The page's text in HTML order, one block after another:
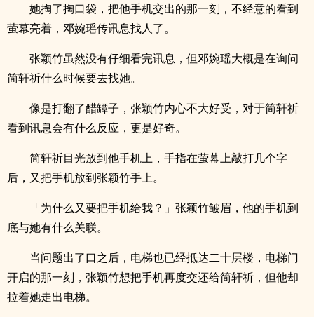
她掏了掏口袋，把他手机交出的那一刻，不经意的看到
萤幕亮着，邓婉瑶传讯息找人了。
张颖竹虽然没有仔细看完讯息，但邓婉瑶大概是在询问
简轩祈什么时候要去找她。
像是打翻了醋罈子，张颖竹内心不大好受，对于简轩祈
看到讯息会有什么反应，更是好奇。
简轩祈目光放到他手机上，手指在萤幕上敲打几个字
后，又把手机放到张颖竹手上。
「为什么又要把手机给我？」张颖竹皱眉，他的手机到
底与她有什么关联。
当问题出了口之后，电梯也已经抵达二十层楼，电梯门
开启的那一刻，张颖竹想把手机再度交还给简轩祈，但他却
拉着她走出电梯。